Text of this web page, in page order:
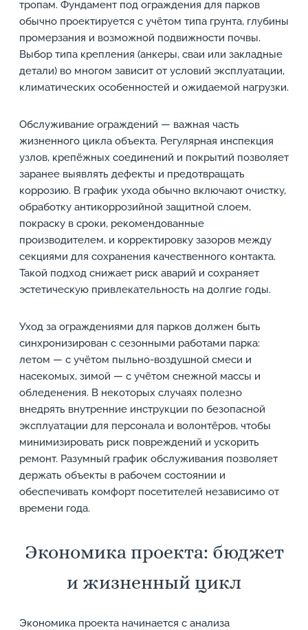
тропам. Фундамент под ограждения для парков
обычно проектируется с учётом типа грунта, глубины
промерзания и возможной подвижности почвы.
Выбор типа крепления (анкеры, сваи или закладные
детали) во многом зависит от условий эксплуатации,
климатических особенностей и ожидаемой нагрузки.
Обслуживание ограждений — важная часть
жизненного цикла объекта. Регулярная инспекция
узлов, крепёжных соединений и покрытий позволяет
заранее выявлять дефекты и предотвращать
коррозию. В график ухода обычно включают очистку,
обработку антикоррозийной защитной слоем,
покраску в сроки, рекомендованные
производителем, и корректировку зазоров между
секциями для сохранения качественного контакта.
Такой подход снижает риск аварий и сохраняет
эстетическую привлекательность на долгие годы.
Уход за ограждениями для парков должен быть
синхронизирован с сезонными работами парка:
летом — с учётом пыльно-воздушной смеси и
насекомых, зимой — с учётом снежной массы и
обледенения. В некоторых случаях полезно
внедрять внутренние инструкции по безопасной
эксплуатации для персонала и волонтёров, чтобы
минимизировать риск повреждений и ускорить
ремонт. Разумный график обслуживания позволяет
держать объекты в рабочем состоянии и
обеспечивать комфорт посетителей независимо от
времени года.
Экономика проекта: бюджет
и жизненный цикл
Экономика проекта начинается с анализа